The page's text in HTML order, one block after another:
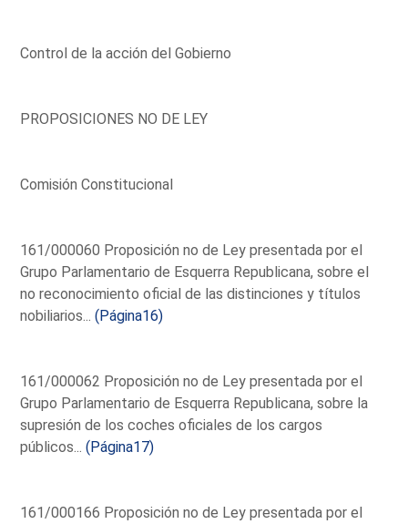
Control de la acción del Gobierno
PROPOSICIONES NO DE LEY
Comisión Constitucional
161/000060 Proposición no de Ley presentada por el
Grupo Parlamentario de Esquerra Republicana, sobre el
no reconocimiento oficial de las distinciones y títulos
nobiliarios...(Página16)
161/000062 Proposición no de Ley presentada por el
Grupo Parlamentario de Esquerra Republicana, sobre la
supresión de los coches oficiales de los cargos
públicos...(Página17)
161/000166 Proposición no de Ley presentada por el